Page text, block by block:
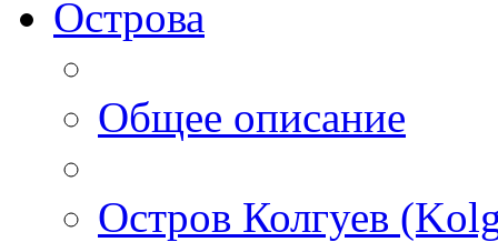
Острова
Общее описание
Остров Колгуев